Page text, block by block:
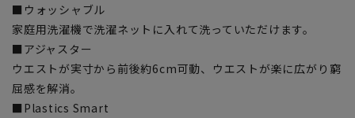
■ウォッシャブル
家庭用洗濯機で洗濯ネットに入れて洗っていただけます。
■アジャスター
ウエストが実寸から前後約6cm可動、ウエストが楽に広がり窮
屈感を解消。
■Plastics Smart